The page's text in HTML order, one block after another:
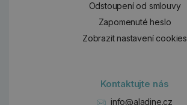
Odstoupení od smlouvy
Zapomenuté heslo
Zobrazit nastavení cookies
Kontaktujte nás
info@aladine.cz